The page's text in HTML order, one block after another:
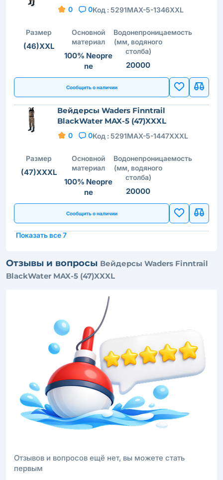
0 0Код : 5291MAX-5-1346XXL
Размер
(46)XXL
Основной
материал
100% Neopre
ne
Водонепроницаемость
(мм, водяного
столба)
20000
Сообщить о наличии
Вейдерсы Waders Finntrail
BlackWater MAX-5 (47)XXXL
0 0Код : 5291MAX-5-1447XXXL
Размер
(47)XXXL
Основной
материал
100% Neopre
ne
Водонепроницаемость
(мм, водяного
столба)
20000
Сообщить о наличии
Показать все 7
Отзывы и вопросы Вейдерсы Waders Finntrail
BlackWater MAX-5 (47)XXXL
Отзывов и вопросов ещё нет, вы можете стать
первым